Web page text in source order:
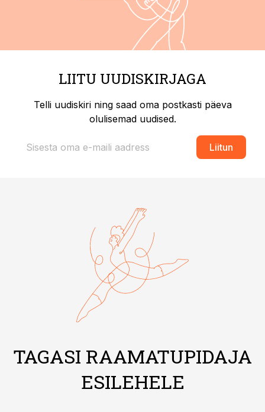
LIITU UUDISKIRJAGA
Telli uudiskiri ning saad oma postkasti päeva
olulisemad uudised.
Liitun
TAGASI RAAMATUPIDAJA
ESILEHELE